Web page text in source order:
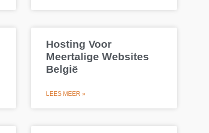
Hosting Voor
Meertalige Websites
België
LEES MEER »